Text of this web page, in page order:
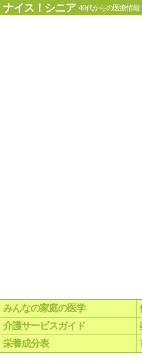
ナイス！シニア 40代からの医療情
みんなの家庭の医学
介護サービスガイド
栄養成分表